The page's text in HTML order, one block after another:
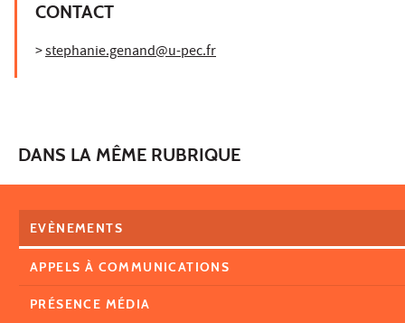
CONTACT
>stephanie.genand@u-pec.fr
DANS LA MÊME RUBRIQUE
EVÈNEMENTS
APPELS À COMMUNICATIONS
PRÉSENCE MÉDIA